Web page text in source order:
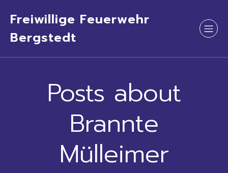
Freiwillige Feuerwehr
Bergstedt
Posts about
Brannte
Mülleimer